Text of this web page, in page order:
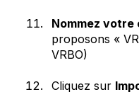
Nommez votre
proposons «
VRBO)
Cliquez sur